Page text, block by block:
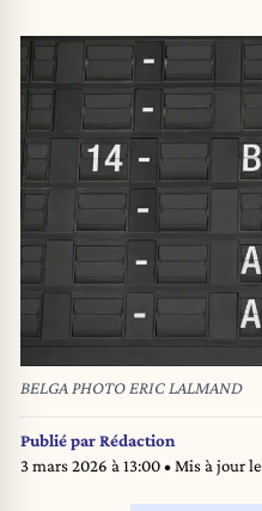
BELGA PHOTO ERIC LALMAND
Publié parRédaction
3 mars 2026 à 13:00• Mis à jour le